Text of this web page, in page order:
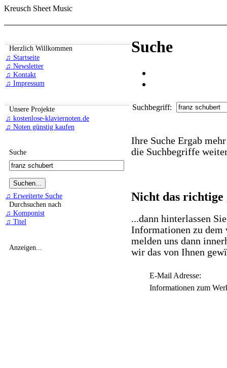
Kreusch Sheet Music
Herzlich Willkommen
♫ Startseite
♫ Newsletter
♫ Kontakt
♫ Impressum
Unsere Projekte
♫ kostenlose-klaviernoten.de
♫ Noten günstig kaufen
Suche
♫ Erweiterte Suche
Durchsuchen nach
♫ Komponist
♫ Titel
Anzeigen...
Suche
Suchbegriff:
Ihre Suche Ergab
die Suchbegriffe
Nicht das richtige
...dann hinterlassen
Informationen zu dem
melden uns dann
wir das von Ihnen
E-Mail Adresse:
Informationen zum